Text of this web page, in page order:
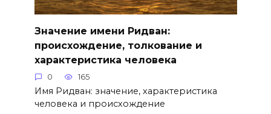
Значение имени Ридван:
происхождение, толкование и
характеристика человека
0 165
Имя Ридван: значение, характеристика
человека и происхождение